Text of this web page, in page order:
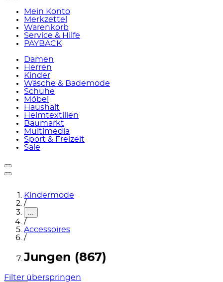
Mein Konto
Merkzettel
Warenkorb
Service & Hilfe
PAYBACK
Damen
Herren
Kinder
Wäsche & Bademode
Schuhe
Möbel
Haushalt
Heimtextilien
Baumarkt
Multimedia
Sport & Freizeit
Sale
Kindermode
/
...
/
Accessoires
/
Jungen (867)
Filter überspringen